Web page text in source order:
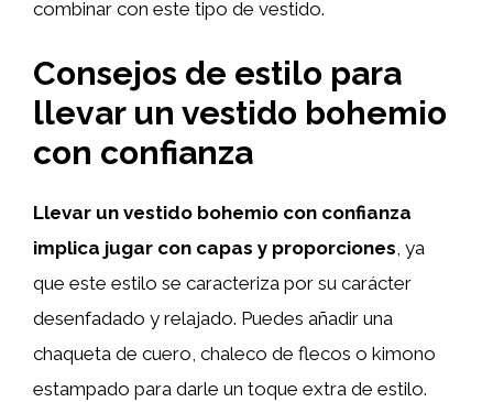
combinar con este tipo de vestido.
Consejos de estilo para
llevar un vestido bohemio
con confianza
Llevar un vestido bohemio con confianza
implica jugar con capas y proporciones, ya
que este estilo se caracteriza por su carácter
desenfadado y relajado. Puedes añadir una
chaqueta de cuero, chaleco de flecos o kimono
estampado para darle un toque extra de estilo.